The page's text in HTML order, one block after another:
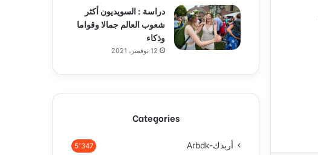
دراسة : السويديون أكثر
شعوب العالم جمالا وقواما
وذكاء
12 نوفمبر، 2021
Categories
أربدك-Arbdk 5٬347